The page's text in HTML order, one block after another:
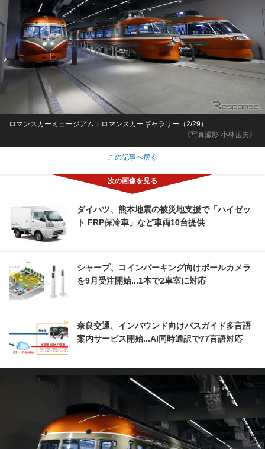
《写真撮影 小林岳夫》
ロマンスカーミュージアム：ロマンスカーギャラリー（2/29）
この記事へ戻る
ダイハツ、熊本地震の被災地支援で「ハイゼッ
ト FRP保冷車」など車両10台提供
シャープ、コインパーキング向けポールカメラ
を9月受注開始...1本で2車室に対応
奈良交通、インバウンド向けバスガイド多言語
案内サービス開始...AI同時通訳で77言語対応